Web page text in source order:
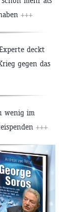
+++
deckt
gegen das
wenig im
+++